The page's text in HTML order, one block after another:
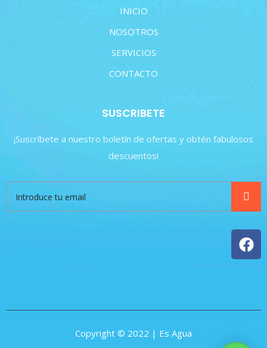
INICIO
NOSOTROS
SERVICIOS
CONTACTO
SUSCRIBETE
¡Suscríbete a nuestro boletín de ofertas y obtén fabulosos
descuentos!
Copyright © 2022 | Es Agua